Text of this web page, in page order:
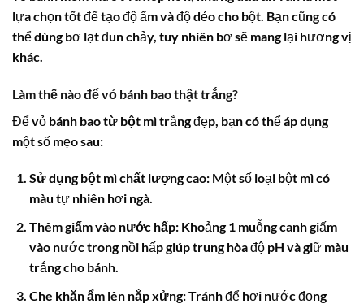
lựa chọn tốt để tạo độ ẩm và độ dẻo cho bột. Bạn cũng có
thể dùng bơ lạt đun chảy, tuy nhiên bơ sẽ mang lại hương vị
khác.
Làm thế nào để vỏ bánh bao thật trắng?
Để vỏ bánh bao từ bột mìtrắng đẹp, bạn có thể áp dụng
một số mẹo sau:
Sử dụng bột mì chất lượng cao:Một số loại bột mì có
màu tự nhiên hơi ngà.
Thêm giấm vào nước hấp:Khoảng 1 muỗng canh giấm
vào nước trong nồi hấp giúp trung hòa độ pH và giữ màu
trắng cho bánh.
Che khăn ẩm lên nắp xửng:Tránh để hơi nước đọng